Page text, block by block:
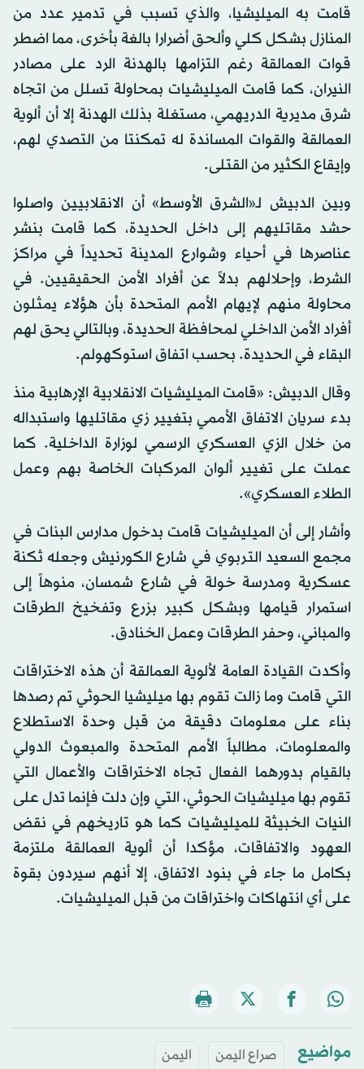
قامت به الميليشيا، والذي تسبب في تدمير عدد من
المنازل بشكل كلي وألحق أضرارا بالغة بأخرى، مما اضطر
قوات العمالقة رغم التزامها بالهدنة الرد على مصادر
النيران، كما قامت الميليشيات بمحاولة تسلل من اتجاه
شرق مديرية الدريهمي، مستغلة بذلك الهدنة إلا أن ألوية
العمالقة والقوات المساندة له تمكنتا من التصدي لهم،
وإيقاع الكثير من القتلى.
وبين الدبيش لـ«الشرق الأوسط» أن الانقلابيين واصلوا
حشد مقاتليهم إلى داخل الحديدة، كما قامت بنشر
عناصرها في أحياء وشوارع المدينة تحديداً في مراكز
الشرط، وإحلالهم بدلاً عن أفراد الأمن الحقيقيين. في
محاولة منهم لإيهام الأمم المتحدة بأن هؤلاء يمثلون
أفراد الأمن الداخلي لمحافظة الحديدة، وبالتالي يحق لهم
البقاء في الحديدة. بحسب اتفاق استوكهولم.
وقال الدبيش: «قامت الميليشيات الانقلابية الإرهابية منذ
بدء سريان الاتفاق الأممي بتغيير زي مقاتليها واستبداله
من خلال الزي العسكري الرسمي لوزارة الداخلية. كما
عملت على تغيير ألوان المركبات الخاصة بهم وعمل
الطلاء العسكري».
وأشار إلى أن الميليشيات قامت بدخول مدارس البنات في
مجمع السعيد التربوي في شارع الكورنيش وجعله ثكنة
عسكرية ومدرسة خولة في شارع شمسان، منوهاً إلى
استمرار قيامها وبشكل كبير بزرع وتفخيخ الطرقات
والمباني، وحفر الطرقات وعمل الخنادق.
وأكدت القيادة العامة لألوية العمالقة أن هذه الاختراقات
التي قامت وما زالت تقوم بها ميليشيا الحوثي تم رصدها
بناء على معلومات دقيقة من قبل وحدة الاستطلاع
والمعلومات، مطالباً الأمم المتحدة والمبعوث الدولي
بالقيام بدورهما الفعال تجاه الاختراقات والأعمال التي
تقوم بها ميليشيات الحوثي، التي وإن دلت فإنما تدل على
النيات الخبيثة للميليشيات كما هو تاريخهم في نقض
العهود والاتفاقات، مؤكدا أن ألوية العمالقة ملتزمة
بكامل ما جاء في بنود الاتفاق، إلا أنهم سيردون بقوة
على أي انتهاكات واختراقات من قبل الميليشيات.
مواضيع صراع اليمن اليمن